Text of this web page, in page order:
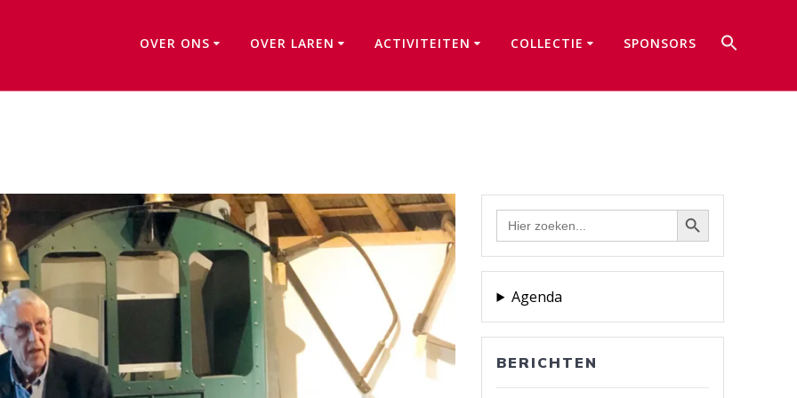
OVER ONS OVER LAREN ACTIVITEITEN COLLECTIE SPONSORS
Zoek
naar:
Zoekknop
Agenda
BERICHTEN